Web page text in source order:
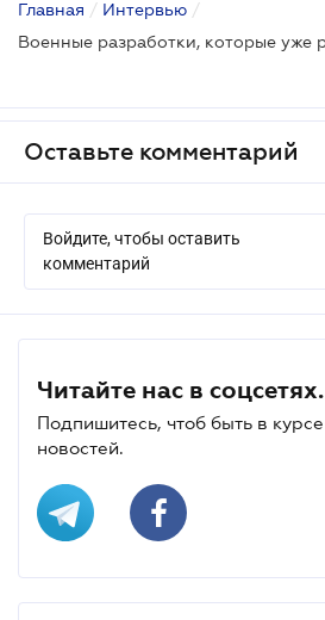
Главная / Интервью /
Оставьте комментарий
Войдите, чтобы оставить
комментарий
Читайте нас в соцсетях.
Подпишитесь, чтоб быть в
новостей.